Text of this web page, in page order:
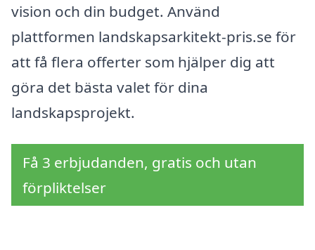
vision och din budget. Använd
plattformen landskapsarkitekt-pris.se för
att få flera offerter som hjälper dig att
göra det bästa valet för dina
landskapsprojekt.
Få 3 erbjudanden, gratis och utan
förpliktelser